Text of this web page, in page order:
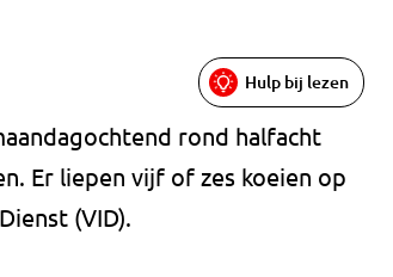
Hulp bij lezen
rond halfacht
Er liepen vijf of zes koeien op
(VID).